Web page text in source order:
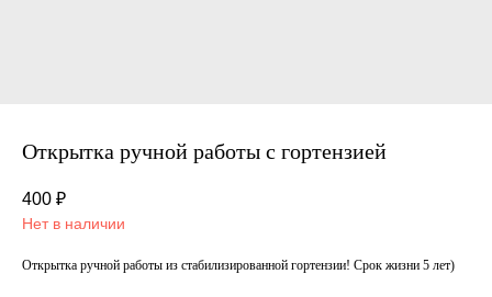
Открытка ручной работы с гортензией
400 ₽
Нет в наличии
Открытка ручной работы из стабилизированной гортензии! Срок жизни 5 лет)